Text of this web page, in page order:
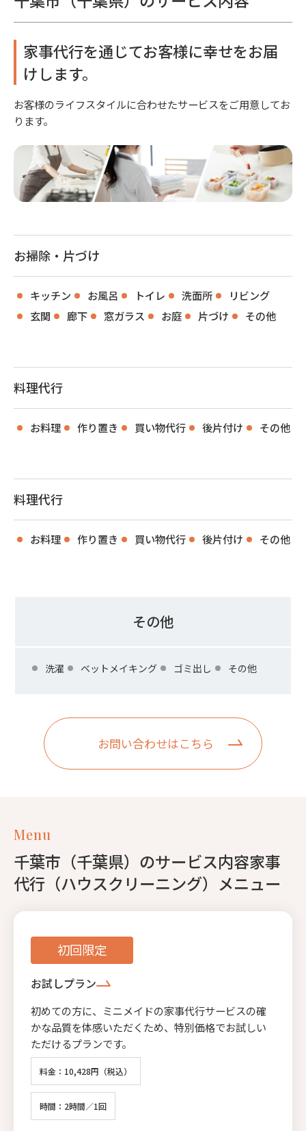
家事代行を通じてお客様に幸せをお届
けします。
お客様のライフスタイルに合わせたサービスをご用意してお
ります。
お掃除・片づけ
キッチン お風呂 トイレ 洗面所
リビング
玄関
廊下 窓ガラス お庭 片づけ その他
料理代行
お料理 作り置き 買い物代行 後片付け その他
料理代行
お料理 作り置き 買い物代行 後片付け その他
その他
洗濯 ベットメイキング ゴミ出し その他
お問い合わせはこちら
Menu
千葉市（千葉県）のサービス内容家事
代行（ハウスクリーニング）メニュー
初回限定
お試しプラン
初めての方に、ミニメイドの家事代行サービスの確
かな品質を体感いただくため、特別価格でお試しい
ただけるプランです。
料金：10,428円（税込）
時間：2時間／1回